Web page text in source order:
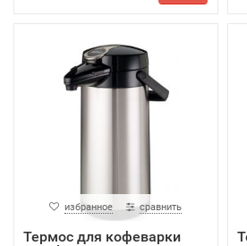
избранное сравнить
Термос для кофеварки